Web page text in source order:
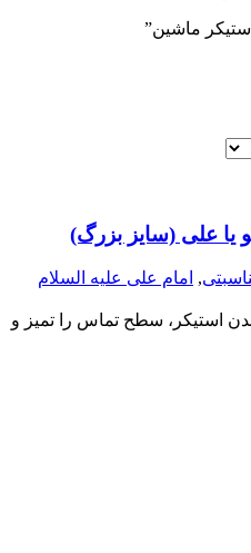
ماشین”
یا علی (سایز بزرگ)
, امام علی علیه السلام
استیکر، سطح تماس را تمیز و